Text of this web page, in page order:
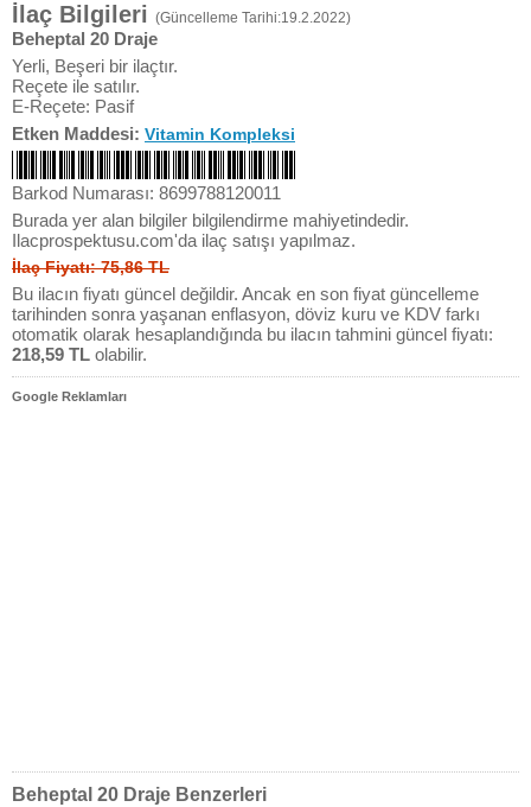
İlaç Bilgileri (Güncelleme Tarihi:19.2.2022)
Beheptal 20 Draje
Yerli, Beşeri bir ilaçtır.
Reçete ile satılır.
E-Reçete: Pasif
Etken Maddesi: Vitamin Kompleksi
Barkod Numarası: 8699788120011
Burada yer alan bilgiler bilgilendirme mahiyetindedir.
Ilacprospektusu.com'da ilaç satışı yapılmaz.
İlaç Fiyatı: 75,86 TL
Bu ilacın fiyatı güncel değildir. Ancak en son fiyat güncelleme
tarihinden sonra yaşanan enflasyon, döviz kuru ve KDV farkı
otomatik olarak hesaplandığında bu ilacın tahmini güncel fiyatı:
218,59 TL olabilir.
Google Reklamları
Beheptal 20 Draje Benzerleri